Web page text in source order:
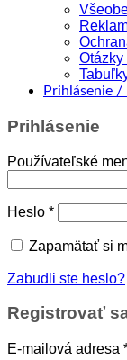
Prihlásenie /
Prihlásenie
Používateľské
Heslo *Povinné
Zapamätať si
Zabudli ste heslo?
Registrovať
E-mailová adresa